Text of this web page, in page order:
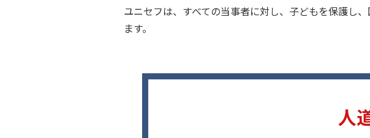
ユニセフは、すべての当事者に対し、子どもを保護し
ます。
人